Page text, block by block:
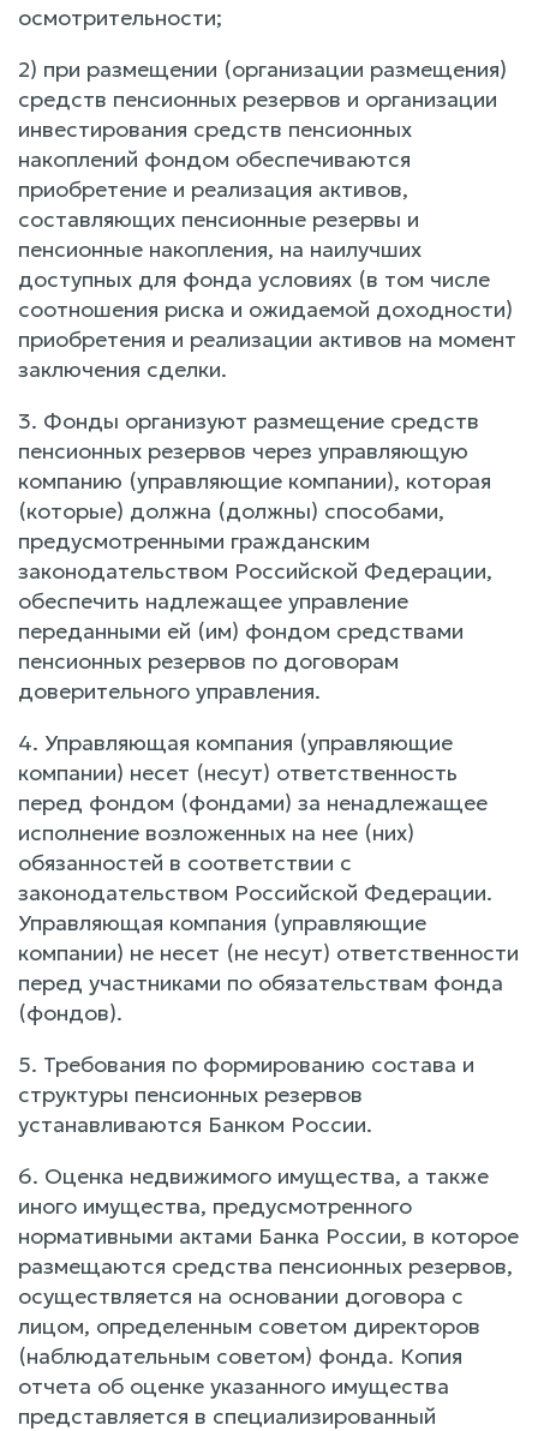
осмотрительности;
2) при размещении (организации размещения)
средств пенсионных резервов и организации
инвестирования средств пенсионных
накоплений фондом обеспечиваются
приобретение и реализация активов,
составляющих пенсионные резервы и
пенсионные накопления, на наилучших
доступных для фонда условиях (в том числе
соотношения риска и ожидаемой доходности)
приобретения и реализации активов на момент
заключения сделки.
3. Фонды организуют размещение средств
пенсионных резервов через управляющую
компанию (управляющие компании), которая
(которые) должна (должны) способами,
предусмотренными гражданским
законодательством Российской Федерации,
обеспечить надлежащее управление
переданными ей (им) фондом средствами
пенсионных резервов по договорам
доверительного управления.
4. Управляющая компания (управляющие
компании) несет (несут) ответственность
перед фондом (фондами) за ненадлежащее
исполнение возложенных на нее (них)
обязанностей в соответствии с
законодательством Российской Федерации.
Управляющая компания (управляющие
компании) не несет (не несут) ответственности
перед участниками по обязательствам фонда
(фондов).
5. Требования по формированию состава и
структуры пенсионных резервов
устанавливаются Банком России.
6. Оценка недвижимого имущества, а также
иного имущества, предусмотренного
нормативными актами Банка России, в которое
размещаются средства пенсионных резервов,
осуществляется на основании договора с
лицом, определенным советом директоров
(наблюдательным советом) фонда. Копия
отчета об оценке указанного имущества
представляется в специализированный